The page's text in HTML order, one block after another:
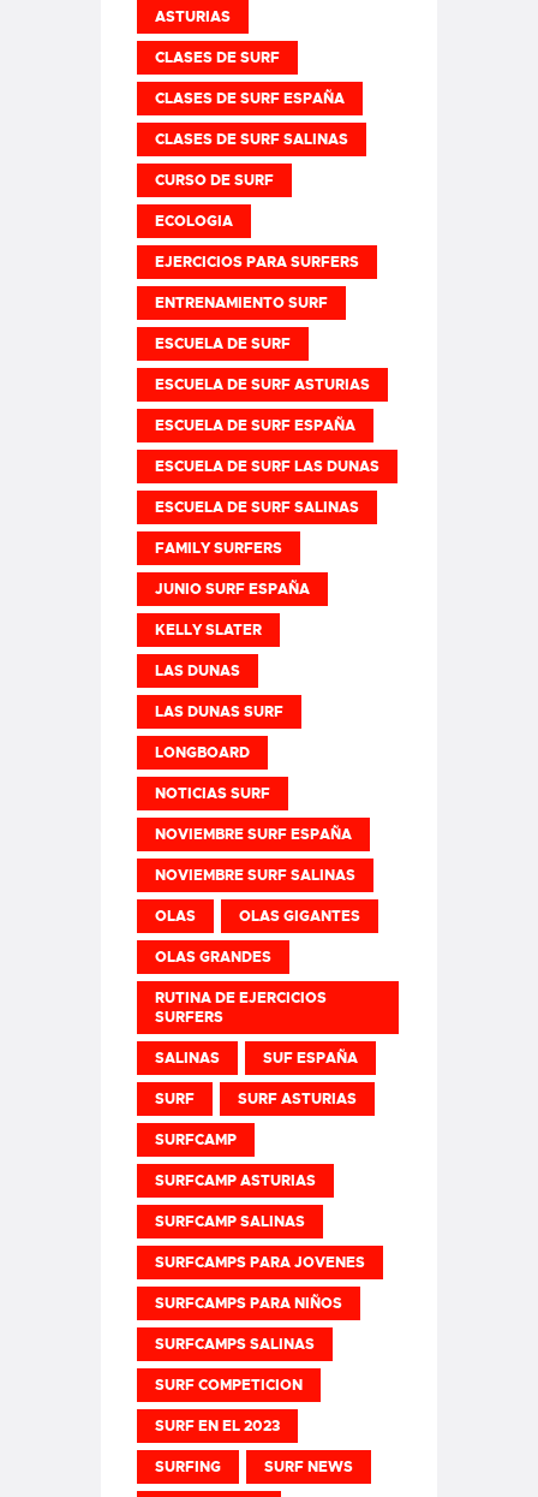
ASTURIAS
CLASES DE SURF
CLASES DE SURF ESPAÑA
CLASES DE SURF SALINAS
CURSO DE SURF
ECOLOGIA
EJERCICIOS PARA SURFERS
ENTRENAMIENTO SURF
ESCUELA DE SURF
ESCUELA DE SURF ASTURIAS
ESCUELA DE SURF ESPAÑA
ESCUELA DE SURF LAS DUNAS
ESCUELA DE SURF SALINAS
FAMILY SURFERS
JUNIO SURF ESPAÑA
KELLY SLATER
LAS DUNAS
LAS DUNAS SURF
LONGBOARD
NOTICIAS SURF
NOVIEMBRE SURF ESPAÑA
NOVIEMBRE SURF SALINAS
OLAS OLAS GIGANTES
OLAS GRANDES
RUTINA DE EJERCICIOS
SURFERS
SALINAS SUF ESPAÑA
SURF SURF ASTURIAS
SURFCAMP
SURFCAMP ASTURIAS
SURFCAMP SALINAS
SURFCAMPS PARA JOVENES
SURFCAMPS PARA NIÑOS
SURFCAMPS SALINAS
SURF COMPETICION
SURF EN EL 2023
SURFING SURF NEWS